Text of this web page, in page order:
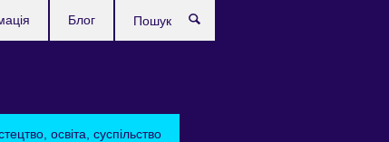
освіта, суспільство
Блог